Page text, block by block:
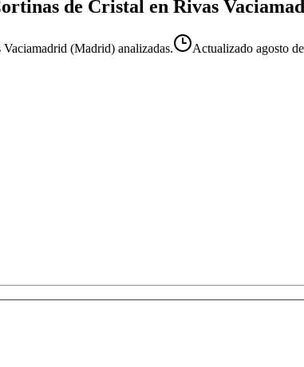
de Cristal en Rivas
(Madrid) analizadas. Actualizado agosto